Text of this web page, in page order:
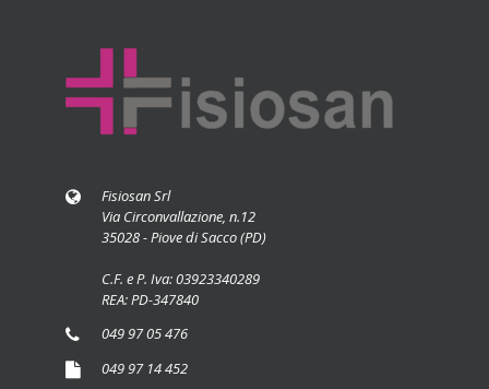
Fisiosan Srl
Via Circonvallazione, n.12
35028 - Piove di Sacco (PD)
C.F. e P. Iva: 03923340289
REA: PD-347840
049 97 05 476
049 97 14 452